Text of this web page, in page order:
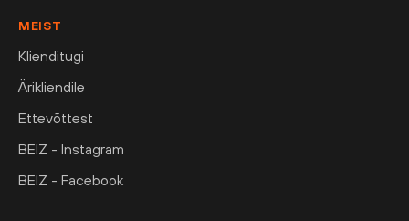
MEIST
Klienditugi
Ärikliendile
Ettevõttest
BEIZ - Instagram
BEIZ - Facebook